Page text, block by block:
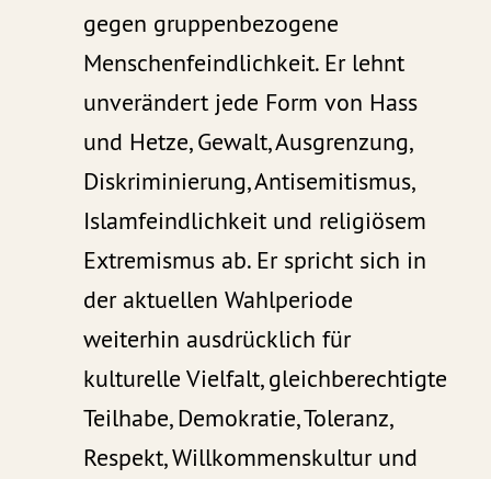
gegen gruppenbezogene
Menschenfeindlichkeit. Er lehnt
unverändert jede Form von Hass
und Hetze, Gewalt, Ausgrenzung,
Diskriminierung, Antisemitismus,
Islamfeindlichkeit und religiösem
Extremismus ab. Er spricht sich in
der aktuellen Wahlperiode
weiterhin ausdrücklich für
kulturelle Vielfalt, gleichberechtigte
Teilhabe, Demokratie, Toleranz,
Respekt, Willkommenskultur und